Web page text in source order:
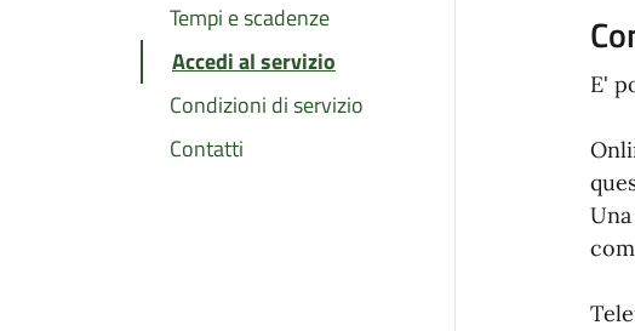
Tempi e scadenze
Accedi al servizio
Condizioni di servizio
Contatti
E'